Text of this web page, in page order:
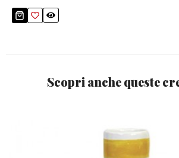
Scopri anche queste